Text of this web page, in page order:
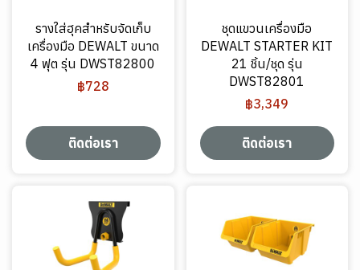
รางใส่ฮุคสำหรับจัดเก็บ
เครื่องมือ DEWALT ขนาด
4 ฟุต รุ่น DWST82800
฿728
ติดต่อเรา
ชุดแขวนเครื่องมือ
DEWALT STARTER KIT
21 ชิ้น/ชุด รุ่น
DWST82801
฿3,349
ติดต่อเรา